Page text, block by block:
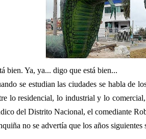
bien. Ya, ya... digo que está bien...
se estudian las ciudades se habla de
lo residencial, lo industrial y lo
del Distrito Nacional, el comediante
no se advertía que los años